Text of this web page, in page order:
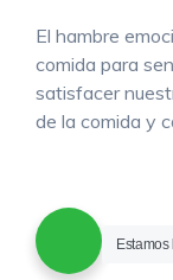
El hambre
comida para
satisfacer
de la comida y
Estamos